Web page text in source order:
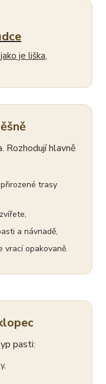
je liška,
Rozhodují hlavně
trasy
a návnadě,
opakovaně.
pasti: